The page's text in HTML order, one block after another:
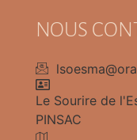
NOUS
Le Sourire de
PINSAC